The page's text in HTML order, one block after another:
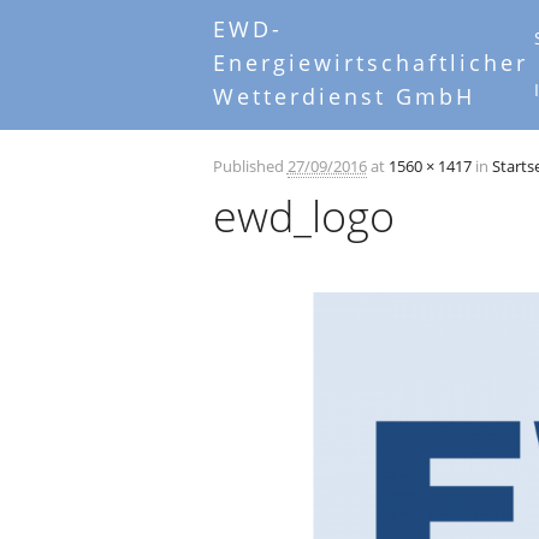
EWD-
Energiewirtschaftlicher
Wetterdienst GmbH
to
Published 27/09/2016at 1560 × 1417in
ewd_logo